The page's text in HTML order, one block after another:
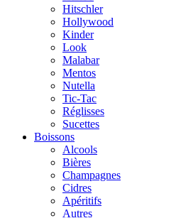
Hitschler
Hollywood
Kinder
Look
Malabar
Mentos
Nutella
Tic-Tac
Réglisses
Sucettes
Boissons
Alcools
Bières
Champagnes
Cidres
Apéritifs
Autres